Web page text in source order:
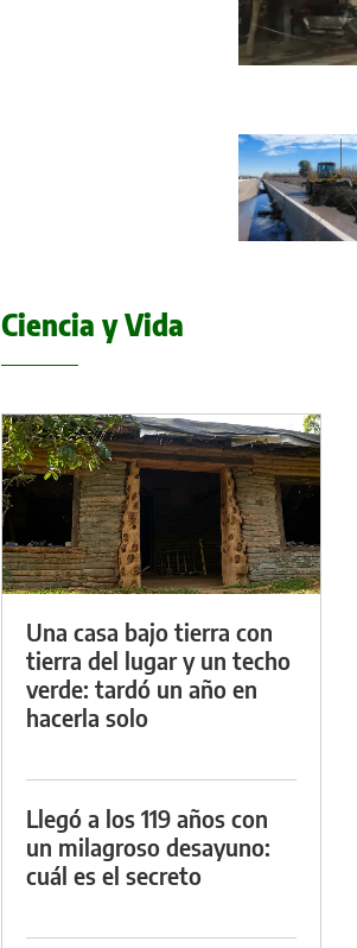
Ciencia y Vida
Una casa bajo tierra con
tierra del lugar y un techo
verde: tardó un año en
hacerla solo
Llegó a los 119 años con
un milagroso desayuno:
cuál es el secreto